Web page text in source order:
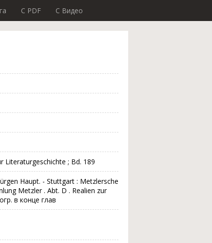
C PDF C Видео
Literaturgeschichte ; Bd. 189
Haupt. - Stuttgart : Metzlersche
Metzler . Abt. D . Realien zur
в конце глав